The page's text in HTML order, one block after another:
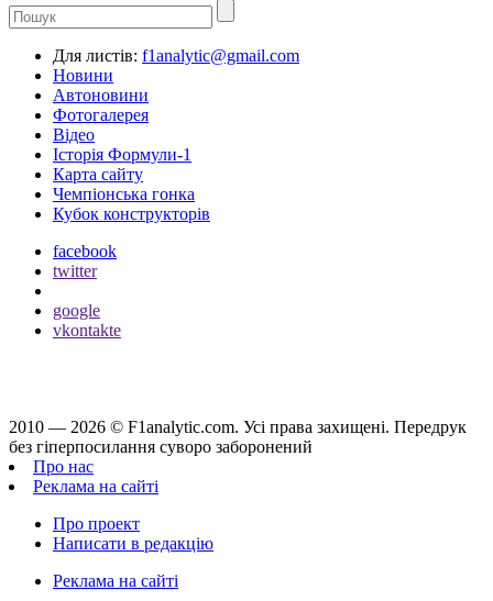
Для листів: f1analytic@gmail.com
Новини
Автоновини
Фотогалерея
Відео
Історія Формули-1
Карта сайту
Чемпіонська гонка
Кубок конструкторів
facebook
twitter
google
vkontakte
2010 — 2026 © F1analytic.com. Усi права захищенi. Передрук
без гіперпосилання суворо заборонений
Про нас
Реклама на сайті
Про проект
Написати в редакцію
Реклама на сайті